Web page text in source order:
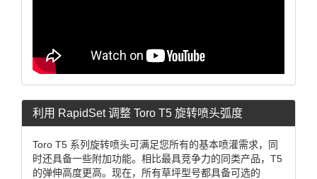
利用 RapidSet 调整 Toro T5 旋转喷头弧度
Toro T5 系列旋转喷头可满足您所有的基本喷灌需求，同
时还具备一些附加功能。相比最具竞争力的同类产品，T5
的弹伸高度更高。现在，所有草坪型号都具备可选的